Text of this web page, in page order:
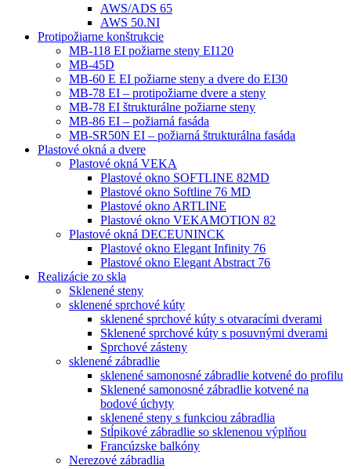
AWS/ADS 65
AWS 50.NI
Protipožiarne konštrukcie
MB-118 EI požiarne steny EI120
MB-45D
MB-60 E EI požiarne steny a dvere do EI30
MB-78 EI – protipožiarne dvere a steny
MB-78 EI štrukturálne požiarne steny
MB-86 EI – požiarná fasáda
MB-SR50N EI – požiarná štrukturálna fasáda
Plastové okná a dvere
Plastové okná VEKA
Plastové okno SOFTLINE 82MD
Plastové okno Softline 76 MD
Plastové okno ARTLINE
Plastové okno VEKAMOTION 82
Plastové okná DECEUNINCK
Plastové okno Elegant Infinity 76
Plastové okno Elegant Abstract 76
Realizácie zo skla
Sklenené steny
sklenené sprchové kúty
sklenené sprchové kúty s otvaracími dverami
Sklenené sprchové kúty s posuvnými dverami
Sprchové zásteny
sklenené zábradlie
sklenené samonosné zábradlie kotvené do profilu
Sklenené samonosné zábradlie kotvené na
bodové úchyty
sklenené steny s funkciou zábradlia
Stĺpikové zábradlie so sklenenou výplňou
Francúzske balkóny
Nerezové zábradlia